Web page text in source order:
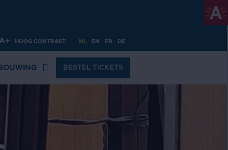
HOOG CONTRAST NL EN FR DE
BESTEL TICKETS